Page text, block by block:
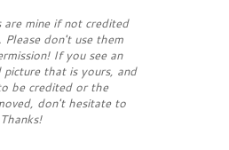
mine if not credited
Please don't use them
If you see an
picture that is yours, and
be credited or the
don't hesitate to